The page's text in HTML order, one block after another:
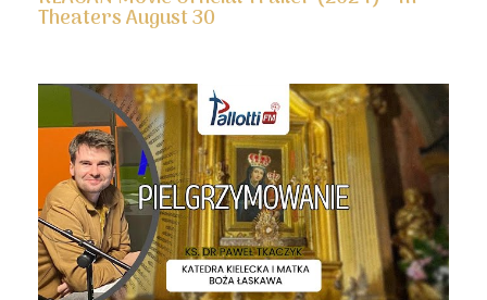
Theaters August 30